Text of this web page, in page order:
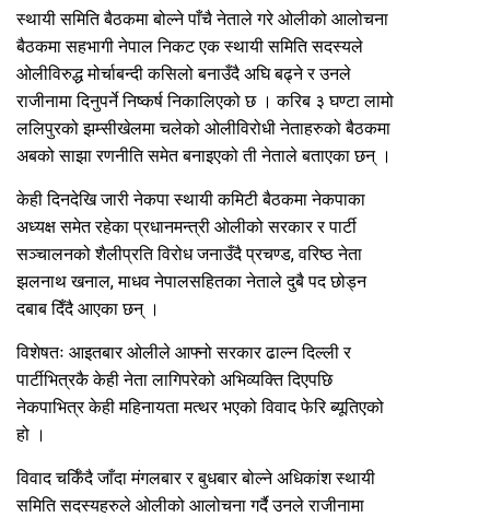
स्थायी समिति बैठकमा बोल्ने पाँचै नेताले गरे ओलीको आलोचना
बैठकमा सहभागी नेपाल निकट एक स्थायी समिति सदस्यले
ओलीविरुद्ध मोर्चाबन्दी कसिलो बनाउँदै अघि बढ्ने र उनले
राजीनामा दिनुपर्ने निष्कर्ष निकालिएको छ । करिब ३ घण्टा लामो
ललिपुरको झम्सीखेलमा चलेको ओलीविरोधी नेताहरुको बैठकमा
अबको साझा रणनीति समेत बनाइएको ती नेताले बताएका छन् ।
केही दिनदेखि जारी नेकपा स्थायी कमिटी बैठकमा नेकपाका
अध्यक्ष समेत रहेका प्रधानमन्त्री ओलीको सरकार र पार्टी
सञ्चालनको शैलीप्रति विरोध जनाउँदै प्रचण्ड, वरिष्ठ नेता
झलनाथ खनाल, माधव नेपालसहितका नेताले दुबै पद छोड्न
दबाब दिँदै आएका छन् ।
विशेषतः आइतबार ओलीले आफ्नो सरकार ढाल्न दिल्ली र
पार्टीभित्रकै केही नेता लागिपरेको अभिव्यक्ति दिएपछि
नेकपाभित्र केही महिनायता मत्थर भएको विवाद फेरि ब्यूतिएको
हो ।
विवाद चर्किँदै जाँदा मंगलबार र बुधबार बोल्ने अधिकांश स्थायी
समिति सदस्यहरुले ओलीको आलोचना गर्दै उनले राजीनामा